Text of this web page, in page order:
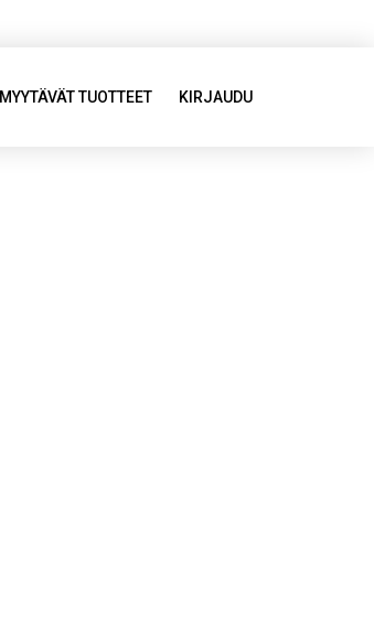
MYYTÄVÄT TUOTTEET KIRJAUDU